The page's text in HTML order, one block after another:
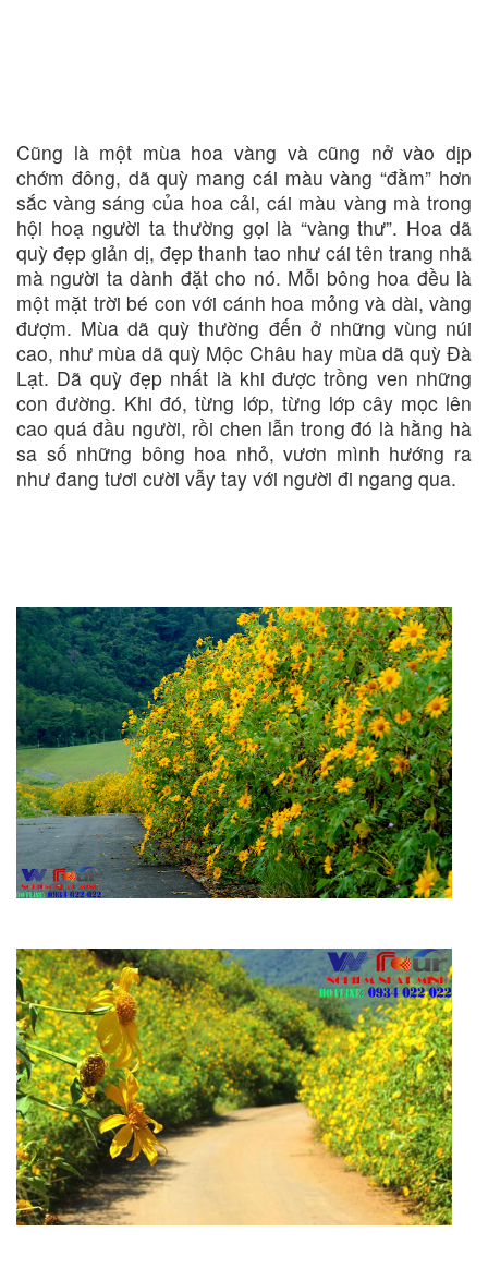
Cũng là một mùa hoa vàng và cũng nở vào dịp
chớm đông, dã quỳ mang cái màu vàng “đằm” hơn
sắc vàng sáng của hoa cải, cái màu vàng mà trong
hội hoạ người ta thường gọi là “vàng thư”. Hoa dã
quỳ đẹp giản dị, đẹp thanh tao như cái tên trang nhã
mà người ta dành đặt cho nó. Mỗi bông hoa đều là
một mặt trời bé con với cánh hoa mỏng và dài, vàng
đượm. Mùa dã quỳ thường đến ở những vùng núi
cao, như mùa dã quỳ Mộc Châu hay mùa dã quỳ Đà
Lạt. Dã quỳ đẹp nhất là khi được trồng ven những
con đường. Khi đó, từng lớp, từng lớp cây mọc lên
cao quá đầu người, rồi chen lẫn trong đó là hằng hà
sa số những bông hoa nhỏ, vươn mình hướng ra
như đang tươi cười vẫy tay với người đi ngang qua.